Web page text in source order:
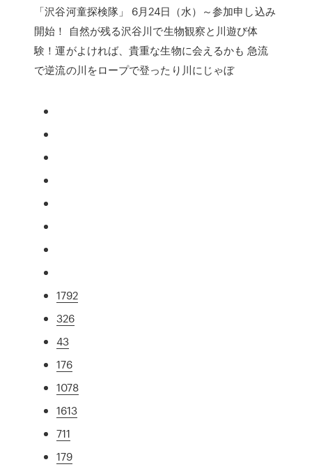
「沢谷河童探検隊」 6月24日（水）～参加申し込み
開始！ 自然が残る沢谷川で生物観察と川遊び体
験！運がよければ、貴重な生物に会えるかも 急流
で逆流の川をロープで登ったり川にじゃぼ
1792
326
43
176
1078
1613
711
179